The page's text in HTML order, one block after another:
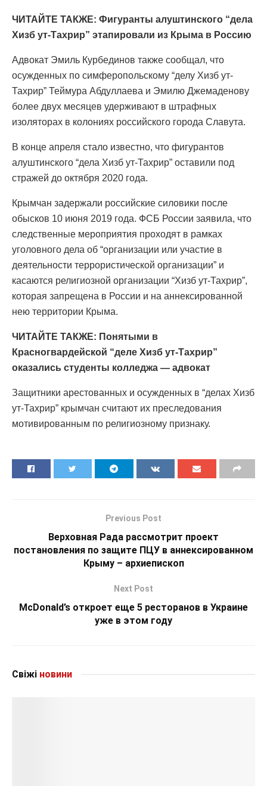
ЧИТАЙТЕ ТАКЖЕ: Фигуранты алуштинского “дела
Хизб ут-Тахрир” этапировали из Крыма в Россию
Адвокат Эмиль Курбединов также сообщал, что
осужденных по симферопольскому “делу Хизб ут-
Тахрир” Теймура Абдуллаева и Эмилю Джемаденову
более двух месяцев удерживают в штрафных
изоляторах в колониях российского города Славута.
В конце апреля стало известно, что фигурантов
алуштинского “дела Хизб ут-Тахрир” оставили под
стражей до октября 2020 года.
Крымчан задержали российские силовики после
обысков 10 июня 2019 года. ФСБ России заявила, что
следственные мероприятия проходят в рамках
уголовного дела об “организации или участие в
деятельности террористической организации” и
касаются религиозной организации “Хизб ут-Тахрир”,
которая запрещена в России и на аннексированной
нею территории Крыма.
ЧИТАЙТЕ ТАКЖЕ: Понятыми в
Красногвардейской “деле Хизб ут-Тахрир”
оказались студенты колледжа — адвокат
Защитники арестованных и осужденных в “делах Хизб
ут-Тахрир” крымчан считают их преследования
мотивированным по религиозному признаку.
Previous Post
Верховная Рада рассмотрит проект
постановления по защите ПЦУ в аннексированном
Крыму – архиепископ
Next Post
McDonald’s откроет еще 5 ресторанов в Украине
уже в этом году
Свіжі новини